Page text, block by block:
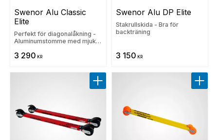
Swenor Alu Classic
Elite
Perfekt för diagonalåkning -
Aluminumstomme med mjuka
3 290 KR
Swenor Alu DP Elite
Stakrullskida - Bra för
backträning
3 150 KR
Lägg till i favoriter Lägg